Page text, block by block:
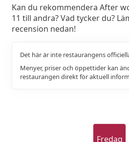
Kan du rekommendera After
11 till andra? Vad tycker du?
recension nedan!
Det här är inte restaurangens
Menyer, priser och öppettider kan
restaurangen direkt för aktuell
Fredag